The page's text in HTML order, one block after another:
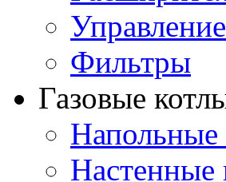
Фильтры
Газовые
Напольные
Настенные